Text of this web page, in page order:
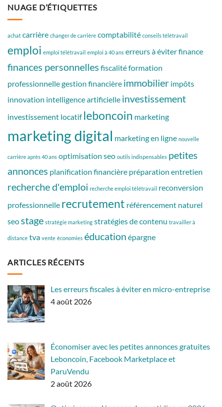
NUAGE D’ÉTIQUETTES
achat carrière changer de carrière comptabilité conseils télétravail
emploi emploi télétravail emploi à 40 ans erreurs à éviterfinance
finances personnelles fiscalitéformation
professionnellegestion financière immobilier impôts
innovation intelligence artificielle investissement
investissement locatif leboncoin marketing
marketing digital marketing en ligne nouvelle
carrière après 40 ans optimisation seo outils indispensables petites
annonces planification financière préparation entretien
recherche d'emploi recherche emploi télétravail reconversion
professionnelle recrutement référencement naturel
seostage stratégie marketing stratégies de contenu travailler à
distance tva vente économies éducation épargne
ARTICLES RÉCENTS
Les erreurs fiscales à éviter en micro-entreprise
4 août 2026
Économiser avec les petites annonces gratuites
Leboncoin, Facebook Marketplace et
ParuVendu
2 août 2026